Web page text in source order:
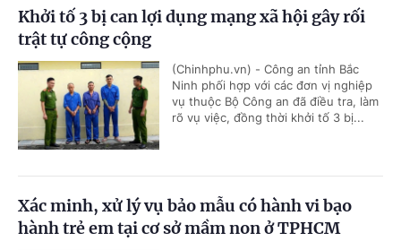
Khởi tố 3 bị can lợi dụng mạng xã hội gây rối
trật tự công cộng
(Chinhphu.vn) - Công an tỉnh Bắc
Ninh phối hợp với các đơn vị nghiệp
vụ thuộc Bộ Công an đã điều tra, làm
rõ vụ việc, đồng thời khởi tố 3 bị...
Xác minh, xử lý vụ bảo mẫu có hành vi bạo
hành trẻ em tại cơ sở mầm non ở TPHCM